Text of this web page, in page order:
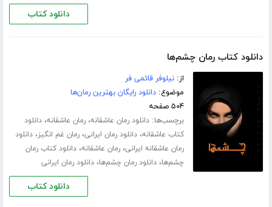
دانلود کتاب
دانلود کتاب رمان چشم‌ها
از:نیلوفر قائمی فر
موضوع:دانلود رایگان بهترین رمان‌ها
۵۰۴ صفحه
برچسب‌ها:دانلود رمان عاشقانه،رمان عاشقانه،دانلود
کتاب عاشقانه،دانلود رمان ایرانی،رمان غم انگیز،دانلود
رمان عاشقانه ایرانی،رمان عاشقانه،دانلود کتاب رمان
چشم‌ها،دانلود رمان چشم‌ها،دانلود رمان ایرانی
دانلود کتاب